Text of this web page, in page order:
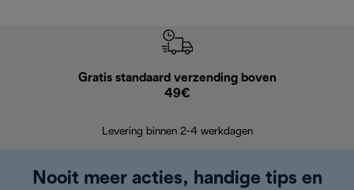
Gratis standaard verzending boven
49€
Levering binnen 2-4 werkdagen
Nooit meer acties, handige tips en